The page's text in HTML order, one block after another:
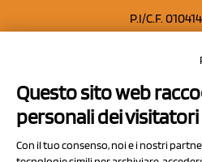
P.I/C.F.
Capitale sociale
Privacy
Questo sito web
personali dei
Con il tuo consenso, noi e i nostri